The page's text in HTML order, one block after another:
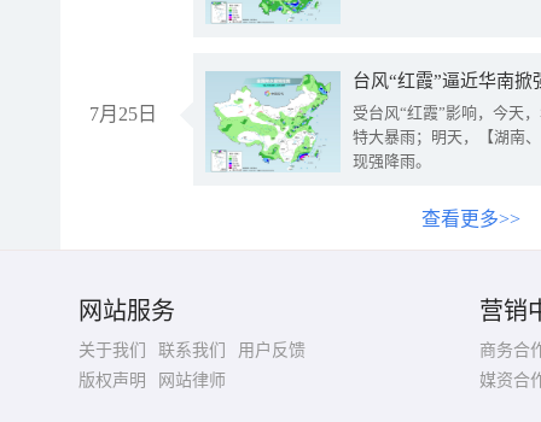
7月25日
台风“红霞”逼近华南
受台风“红霞”影响，今天
特大暴雨；明天，【湖南
现强降雨。
查看更多>>
网站服务
关于我们 联系我们
用户反馈
版权声明
网站律师
营销
商务合
媒资合